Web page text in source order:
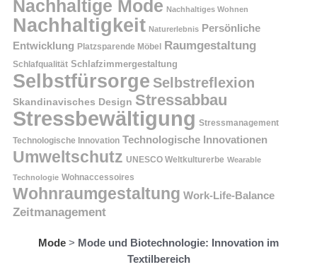
Nachhaltige Mode Nachhaltiges Wohnen
Nachhaltigkeit Naturerlebnis Persönliche
Entwicklung Platzsparende Möbel Raumgestaltung
Schlafqualität Schlafzimmergestaltung
Selbstfürsorge Selbstreflexion
Skandinavisches Design Stressabbau
Stressbewältigung Stressmanagement
Technologische Innovation Technologische Innovationen
Umweltschutz UNESCO Weltkulturerbe Wearable
Technologie Wohnaccessoires
Wohnraumgestaltung Work-Life-Balance
Zeitmanagement
Mode > Mode und Biotechnologie: Innovation im
Textilbereich